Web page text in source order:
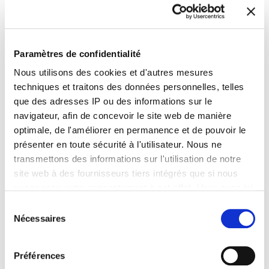
Paramètres de confidentialité
Nous utilisons des cookies et d'autres mesures
techniques et traitons des données personnelles, telles
que des adresses IP ou des informations sur le
navigateur, afin de concevoir le site web de manière
optimale, de l'améliorer en permanence et de pouvoir le
présenter en toute sécurité à l'utilisateur. Nous ne
transmettons des informations sur l'utilisation de notre
site web à des fournisseurs tiers intégrés que si nous
"Autoriser la sélection" ou de donner votre consentement
à tous les cookies et mesures techniques via "Autoriser
les cookies". Vous pouvez trouver plus d'informations sur
le traitement de vos données personnelles, la finalité
Nécessaires
Préférences
estimé mais extrêmement efficace : elle permet de
transmettre des messages directement au client. De
développement durable et l’origine constituent le
Südzucker : Merci beaucoup de nous avoir accordé
cet entretien ! Pour conclure, pourriez-vous nous
indiquer votre saveur préférée parmi la gamme
Simmler ?
Christoph Schaaf : Framboise « Fine Fruit » ( Feine
Frucht Himbeere)